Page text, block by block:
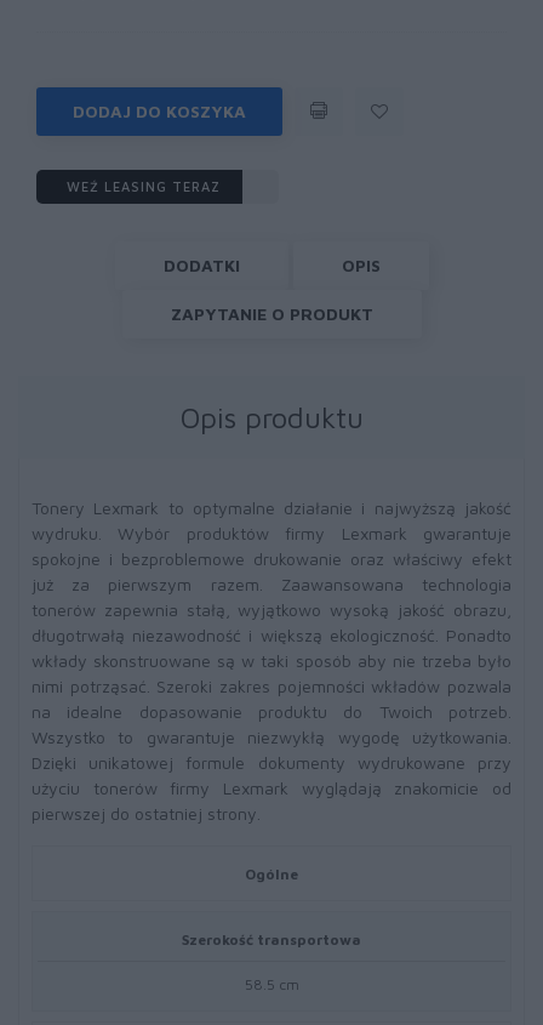
DODAJ DO KOSZYKA
WEŹ LEASING TERAZ
DODATKI OPIS
ZAPYTANIE O PRODUKT
Opis produktu
Tonery Lexmark to optymalne działanie i najwyższą jakość
wydruku. Wybór produktów firmy Lexmark gwarantuje
spokojne i bezproblemowe drukowanie oraz właściwy efekt
już za pierwszym razem. Zaawansowana technologia
tonerów zapewnia stałą, wyjątkowo wysoką jakość obrazu,
długotrwałą niezawodność i większą ekologiczność. Ponadto
wkłady skonstruowane są w taki sposób aby nie trzeba było
nimi potrząsać. Szeroki zakres pojemności wkładów pozwala
na idealne dopasowanie produktu do Twoich potrzeb.
Wszystko to gwarantuje niezwykłą wygodę użytkowania.
Dzięki unikatowej formule dokumenty wydrukowane przy
użyciu tonerów firmy Lexmark wyglądają znakomicie od
pierwszej do ostatniej strony.
Ogólne
Szerokość transportowa
58.5 cm